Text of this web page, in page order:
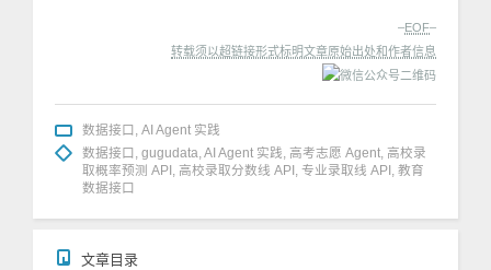
–EOF–
转载须以超链接形式标明文章原始出处和作者信息
数据接口 AI Agent 实践
数据接口 gugudata AI Agent 实践 高考志愿 Agent 高校录
取概率预测 API 高校录取分数线 API 专业录取线 API 教育
数据接口
文章目录